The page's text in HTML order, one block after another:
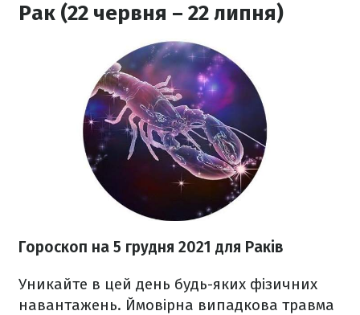
Рак (22 червня – 22 липня)
Гороскоп на 5 грудня 2021 для Раків
Уникайте в цей день будь-яких фізичних
навантажень. Ймовірна випадкова травма